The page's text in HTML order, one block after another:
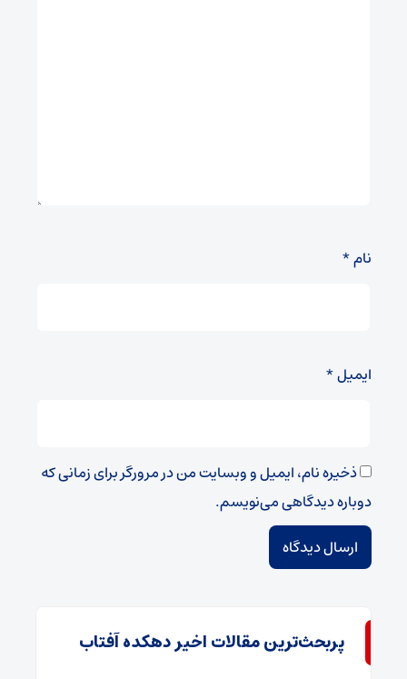
نام*
ایمیل*
ذخیره نام، ایمیل و وبسایت من در مرورگر برای زمانی که
دوباره دیدگاهی می‌نویسم.
پربحث‌ترین مقالات اخیر دهکده آفتاب